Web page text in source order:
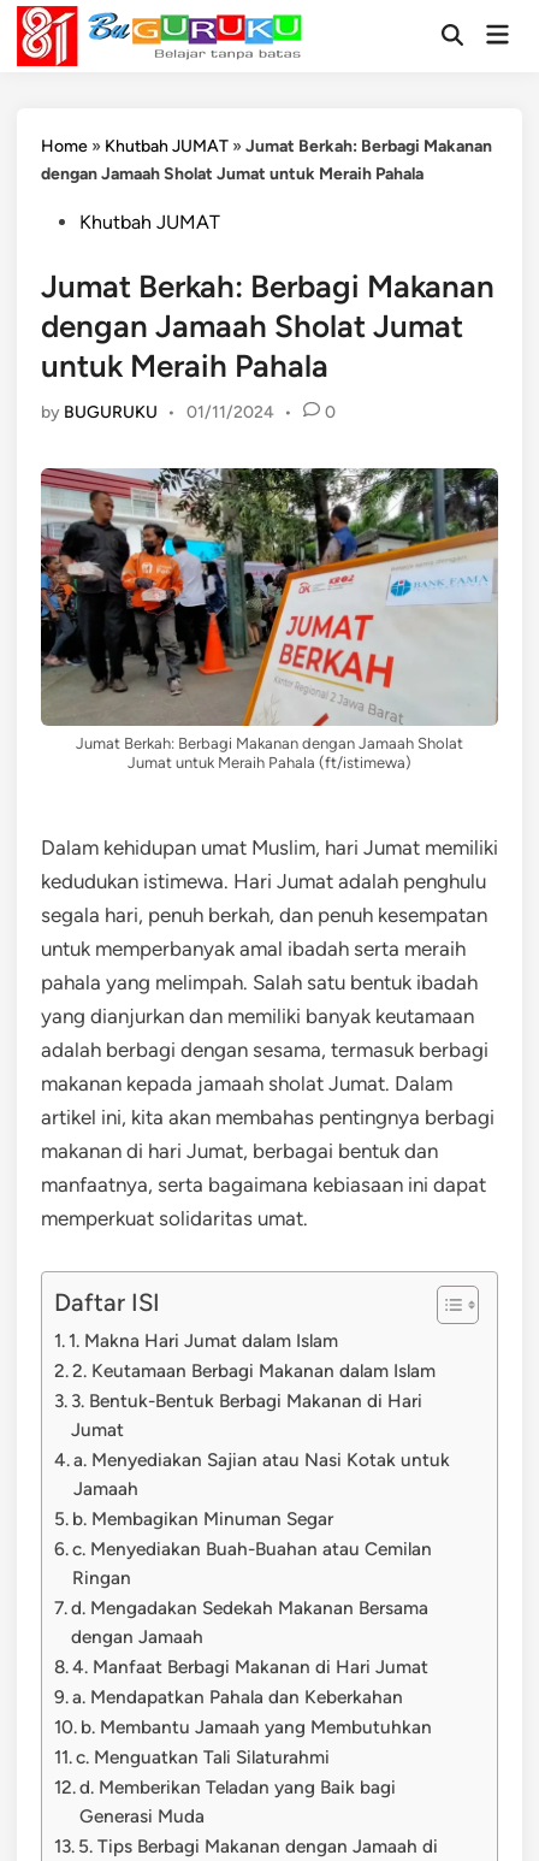
Skip
content
OpenMain
Home » Khutbah JUMAT »Jumat Berkah: Berbagi Makanan
dengan Jamaah Sholat Jumat untuk Meraih Pahala
PostedKhutbah JUMAT
Jumat Berkah: Berbagi Makanan
dengan Jamaah Sholat Jumat
untuk Meraih Pahala
by BUGURUKU • 01/11/2024 • 0
Jumat Berkah: Berbagi Makanan dengan Jamaah Sholat
Jumat untuk Meraih Pahala (ft/istimewa)
Dalam kehidupan umat Muslim, hari Jumat memiliki
kedudukan istimewa. Hari Jumat adalah penghulu
segala hari, penuh berkah, dan penuh kesempatan
untuk memperbanyak amal ibadah serta meraih
pahala yang melimpah. Salah satu bentuk ibadah
yang dianjurkan dan memiliki banyak keutamaan
adalah berbagi dengan sesama, termasuk berbagi
makanan kepada jamaah sholat Jumat. Dalam
artikel ini, kita akan membahas pentingnya berbagi
makanan di hari Jumat, berbagai bentuk dan
manfaatnya, serta bagaimana kebiasaan ini dapat
memperkuat solidaritas umat.
Daftar ISI
1. Makna Hari Jumat dalam Islam
2. Keutamaan Berbagi Makanan dalam Islam
3. Bentuk-Bentuk Berbagi Makanan di Hari
Jumat
a. Menyediakan Sajian atau Nasi Kotak untuk
Jamaah
b. Membagikan Minuman Segar
c. Menyediakan Buah-Buahan atau Cemilan
Ringan
d. Mengadakan Sedekah Makanan Bersama
dengan Jamaah
4. Manfaat Berbagi Makanan di Hari Jumat
a. Mendapatkan Pahala dan Keberkahan
b. Membantu Jamaah yang Membutuhkan
c. Menguatkan Tali Silaturahmi
d. Memberikan Teladan yang Baik bagi
Generasi Muda
5. Tips Berbagi Makanan dengan Jamaah di